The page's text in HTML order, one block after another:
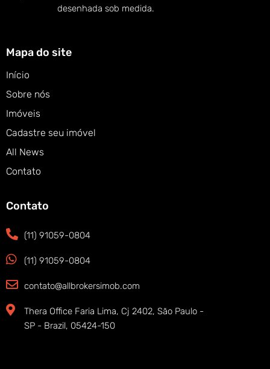
desenhada sob medida.
Mapa do site
Início
Sobre nós
Imóveis
Cadastre seu imóvel
All News
Contato
Contato
(11) 91059-0804
(11) 91059-0804
contato@allbrokersimob.com
Thera Office Faria Lima, Cj 2402, São Paulo -
SP - Brazil, 05424-150